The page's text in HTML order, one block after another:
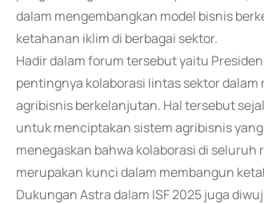
dalam mengembangkan model bisnis
ketahanan iklim di berbagai sektor.
Hadir dalam forum tersebut yaitu
pentingnya kolaborasi lintas sektor
agribisnis berkelanjutan. Hal tersebut
untuk menciptakan sistem agribisnis
menegaskan bahwa kolaborasi di
merupakan kunci dalam membangun
Dukungan Astra dalam ISF 2025 juga